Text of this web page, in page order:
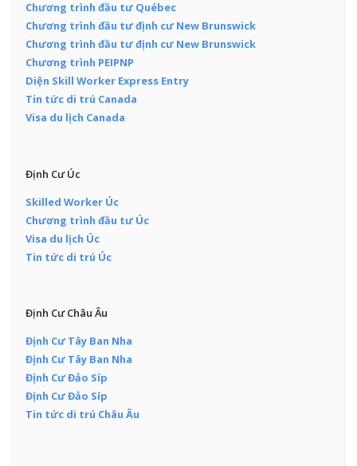
Chương trình đầu tư Québec
Chương trình đầu tư định cư New Brunswick
Chương trình đầu tư định cư New Brunswick
Chương trình PEIPNP
Diện Skill Worker Express Entry
Tin tức di trú Canada
Visa du lịch Canada
Định Cư Úc
Skilled Worker Úc
Chương trình đầu tư Úc
Visa du lịch Úc
Tin tức di trú Úc
Định Cư Châu Âu
Định Cư Tây Ban Nha
Định Cư Tây Ban Nha
Định Cư Đảo Síp
Định Cư Đảo Síp
Tin tức di trú Châu Âu